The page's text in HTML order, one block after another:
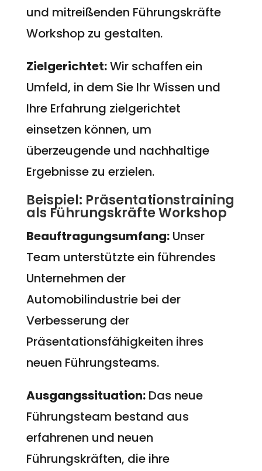
und mitreißenden Führungskräfte
Workshop zu gestalten.
Zielgerichtet:Wir schaffen ein
Umfeld, in dem Sie Ihr Wissen und
Ihre Erfahrung zielgerichtet
einsetzen können, um
überzeugende und nachhaltige
Ergebnisse zu erzielen.
Beispiel: Präsentationstraining
als Führungskräfte Workshop
Beauftragungsumfang:Unser
Team unterstützte ein führendes
Unternehmen der
Automobilindustrie bei der
Verbesserung der
Präsentationsfähigkeiten ihres
neuen Führungsteams.
Ausgangssituation:Das neue
Führungsteam bestand aus
erfahrenen und neuen
Führungskräften, die ihre